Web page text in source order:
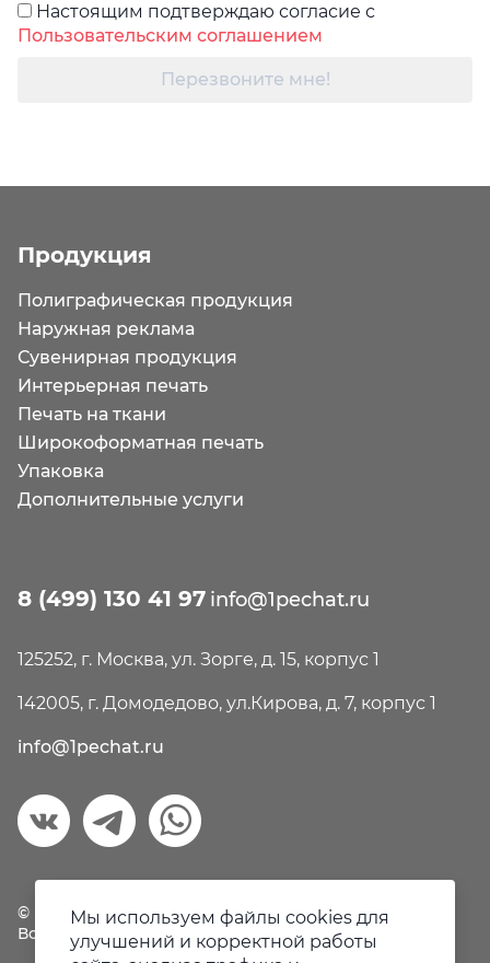
Настоящим подтверждаю согласие с
Пользовательским соглашением
Перезвоните мне!
Продукция
Полиграфическая продукция
Наружная реклама
Сувенирная продукция
Интерьерная печать
Печать на ткани
Широкоформатная печать
Упаковка
Дополнительные услуги
8 (499) 130 41 97 info@1pechat.ru
125252, г. Москва, ул. Зорге, д. 15, корпус 1
142005, г. Домодедово, ул.Кирова, д. 7, корпус 1
info@1pechat.ru
© Первая печать, 2018-2026
Все права защищены.
Мы используем файлы cookies для
улучшений и корректной работы